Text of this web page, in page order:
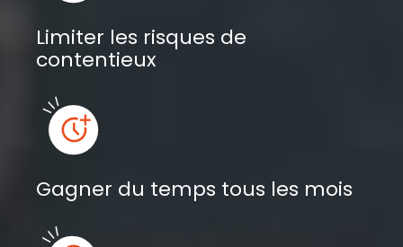
Limiter les risques de
contentieux
Gagner du temps tous les mois